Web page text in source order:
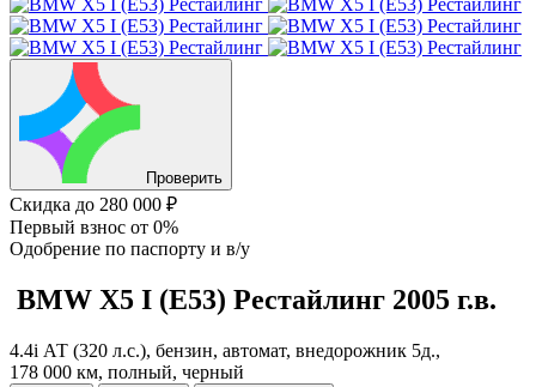
Проверить
Скидка до 280 000 ₽
Первый взнос от 0%
Одобрение по паспорту и в/у
BMW X5 I (E53) Рестайлинг 2005 г.в.
4.4i АТ (320 л.с.), бензин, автомат, внедорожник 5д.,
178 000 км, полный, черный